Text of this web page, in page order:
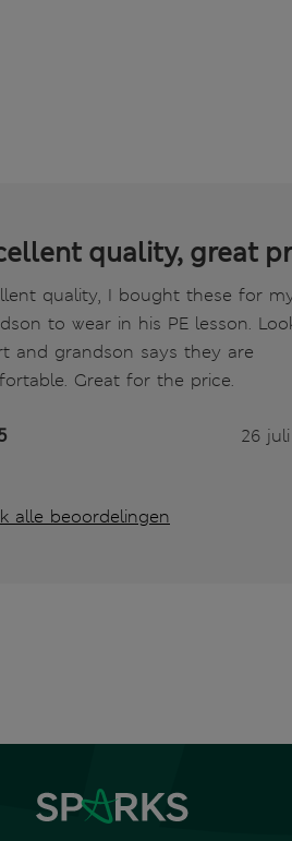
quality, great
quality, I bought these for
to wear in his PE lesson.
and grandson says they are
Great for the price.
26
alle beoordelingen